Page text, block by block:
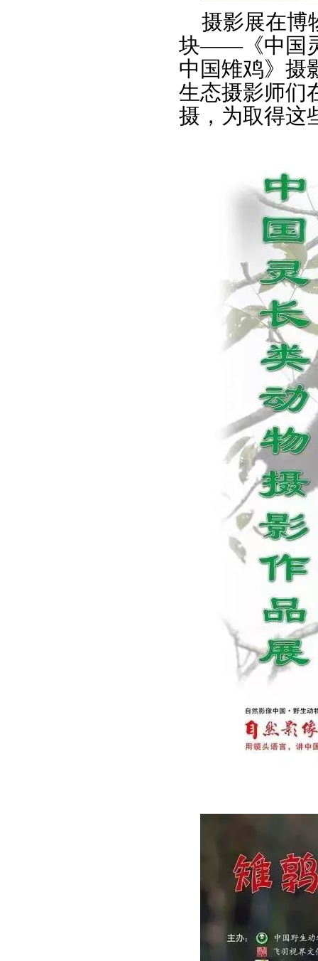
摄影展在博
块——《中国
中国雉鸡》摄
生态摄影师们
摄，为取得这